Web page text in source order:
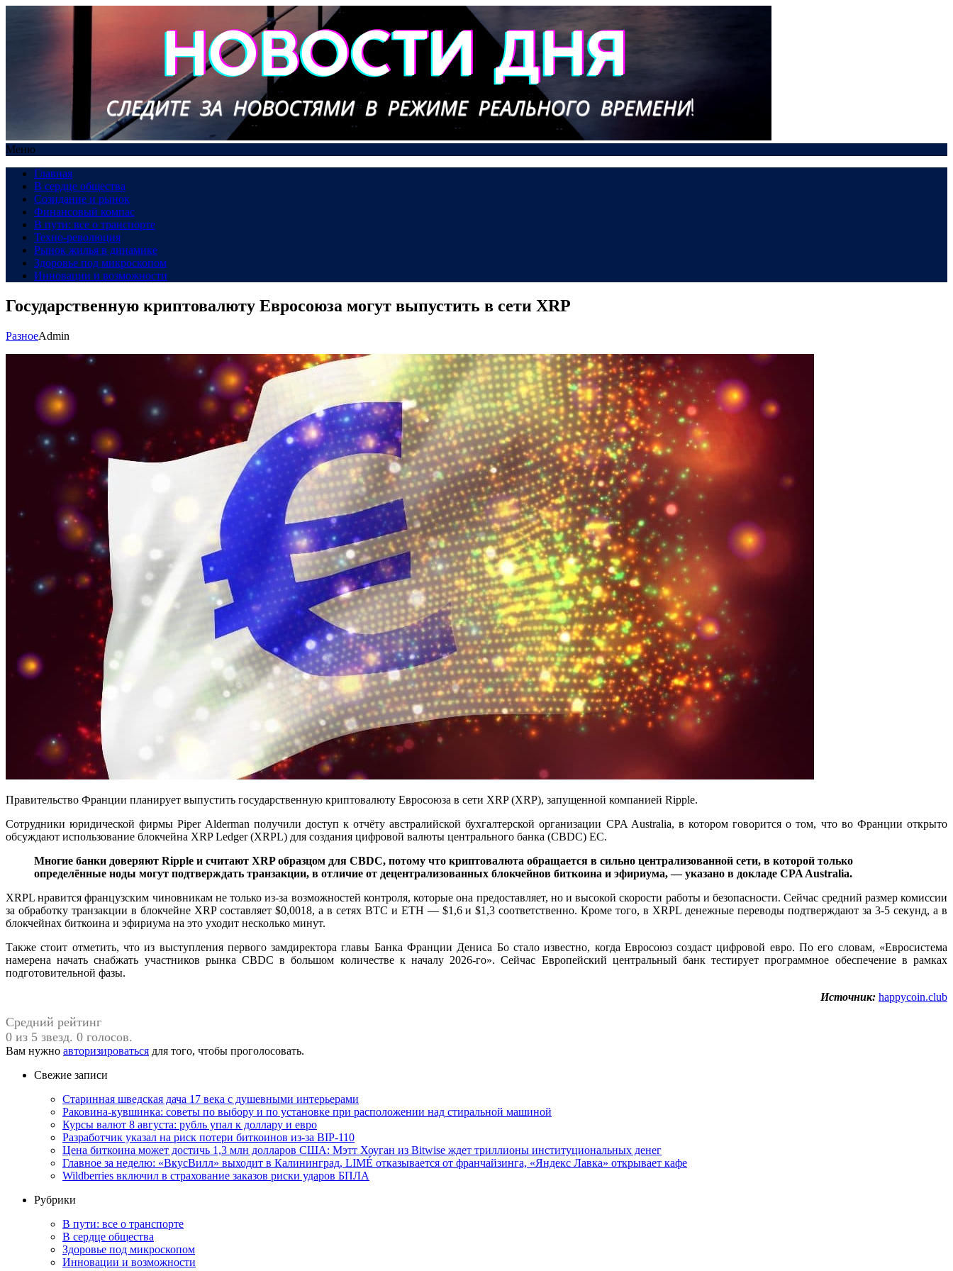
Меню
Главная
В сердце общества
Созидание и рынок
Финансовый компас
В пути: все о транспорте
Техно-революция
Рынок жилья в динамике
Здоровье под микроскопом
Инновации и возможности
Государственную криптовалюту Евросоюза могут выпустить в сети XRP
РазноеAdmin
Правительство Франции планирует выпустить государственную криптовалюту Евросоюза в сети XRP (XRP), запущенной компанией Ripple.
Сотрудники юридической фирмы Piper Alderman получили доступ к отчёту австралийской бухгалтерской организации CPA Australia, в котором говорится о том, что во Франции открыто
обсуждают использование блокчейна XRP Ledger (XRPL) для создания цифровой валюты центрального банка (CBDC) ЕС.
Многие банки доверяют Ripple и считают XRP образцом для CBDC, потому что криптовалюта обращается в сильно централизованной сети, в которой только
определённые ноды могут подтверждать транзакции, в отличие от децентрализованных блокчейнов биткоина и эфириума, — указано в докладе CPA Australia.
XRPL нравится французским чиновникам не только из-за возможностей контроля, которые она предоставляет, но и высокой скорости работы и безопасности. Сейчас средний размер комиссии
за обработку транзакции в блокчейне XRP составляет $0,0018, а в сетях BTC и ETH — $1,6 и $1,3 соответственно. Кроме того, в XRPL денежные переводы подтверждают за 3-5 секунд, а в
блокчейнах биткоина и эфириума на это уходит несколько минут.
Также стоит отметить, что из выступления первого замдиректора главы Банка Франции Дениса Бо стало известно, когда Евросоюз создаст цифровой евро. По его словам, «Евросистема
намерена начать снабжать участников рынка CBDC в большом количестве к началу 2026-го». Сейчас Европейский центральный банк тестирует программное обеспечение в рамках
подготовительной фазы.
Источник: happycoin.club
Средний рейтинг
0 из 5 звезд. 0 голосов.
Вам нужно авторизироваться для того, чтобы проголосовать.
Свежие записи
Старинная шведская дача 17 века с душевными интерьерами
Раковина-кувшинка: советы по выбору и по установке при расположении над стиральной машиной
Курсы валют 8 августа: рубль упал к доллару и евро
Разработчик указал на риск потери биткоинов из-за BIP-110
Цена биткоина может достичь 1,3 млн долларов США: Мэтт Хоуган из Bitwise ждет триллионы институциональных денег
Главное за неделю: «ВкусВилл» выходит в Калининград, LIMÉ отказывается от франчайзинга, «Яндекс Лавка» открывает кафе
Wildberries включил в страхование заказов риски ударов БПЛА
Рубрики
В пути: все о транспорте
В сердце общества
Здоровье под микроскопом
Инновации и возможности